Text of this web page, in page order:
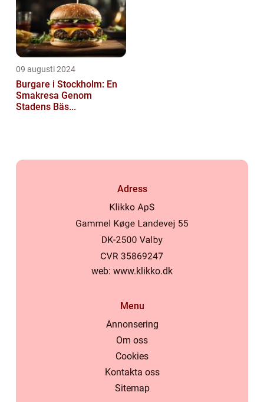
09 augusti 2024
Burgare i Stockholm: En
Smakresa Genom
Stadens Bäs...
Adress
web: www.klikko.dk
Menu
Annonsering
Om oss
Cookies
Kontakta oss
Sitemap